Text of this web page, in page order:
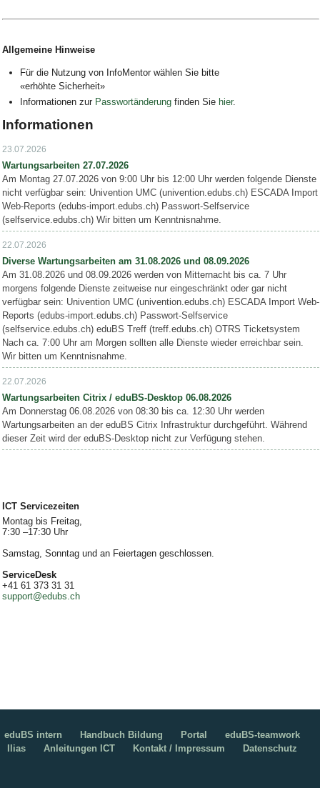
Allgemeine Hinweise
Für die Nutzung von InfoMentor wählen Sie bitte
«erhöhte Sicherheit»
Informationen zur Passwortänderungfinden Sie hier.
Informationen
23.07.2026
Wartungsarbeiten 27.07.2026
Am Montag 27.07.2026 von 9:00 Uhr bis 12:00 Uhr werden folgende Dienste
nicht verfügbar sein: Univention UMC (univention.edubs.ch) ESCADA Import
Web-Reports (edubs-import.edubs.ch) Passwort-Selfservice
(selfservice.edubs.ch) Wir bitten um Kenntnisnahme.
22.07.2026
Diverse Wartungsarbeiten am 31.08.2026 und 08.09.2026
Am 31.08.2026 und 08.09.2026 werden von Mitternacht bis ca. 7 Uhr
morgens folgende Dienste zeitweise nur eingeschränkt oder gar nicht
verfügbar sein: Univention UMC (univention.edubs.ch) ESCADA Import Web-
Reports (edubs-import.edubs.ch) Passwort-Selfservice
(selfservice.edubs.ch) eduBS Treff (treff.edubs.ch) OTRS Ticketsystem
Nach ca. 7:00 Uhr am Morgen sollten alle Dienste wieder erreichbar sein.
Wir bitten um Kenntnisnahme.
22.07.2026
Wartungsarbeiten Citrix / eduBS-Desktop 06.08.2026
Am Donnerstag 06.08.2026 von 08:30 bis ca. 12:30 Uhr werden
Wartungsarbeiten an der eduBS Citrix Infrastruktur durchgeführt. Während
dieser Zeit wird der eduBS-Desktop nicht zur Verfügung stehen.
ICT Servicezeiten
Montag bis Freitag,
7:30 –17:30 Uhr
Samstag, Sonntag und an Feiertagen geschlossen.
ServiceDesk
+41 61 373 31 31
support@edubs.ch
eduBS intern Handbuch Bildung Portal
eduBS-teamwork
Ilias
Anleitungen ICT Kontakt / Impressum Datenschutz